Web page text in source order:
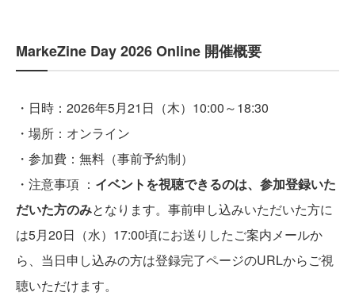
MarkeZine Day 2026 Online 開催概要
・日時：2026年5月21日（木）10:00～18:30
・場所：オンライン
・参加費：無料（事前予約制）
・注意事項 ： イベントを視聴できるのは、参加登録いた
だいた方のみとなります。事前申し込みいただいた方に
は5月20日（水）17:00頃にお送りしたご案内メールか
ら、当日申し込みの方は登録完了ページのURLからご視
聴いただけます。